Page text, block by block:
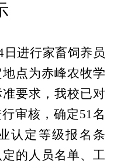
日进行家畜饲养员
点为赤峰农牧学
要求，我校已对
审核，确定51名
认定等级报名条
的人员名单、工